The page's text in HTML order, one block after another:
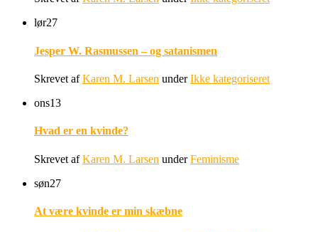
lør27
Jesper W. Rasmussen – og satanismen
Skrevet afKaren M. Larsen underIkke kategoriseret
ons13
Hvad er en kvinde?
Skrevet afKaren M. Larsen underFeminisme
søn27
At være kvinde er min skæbne